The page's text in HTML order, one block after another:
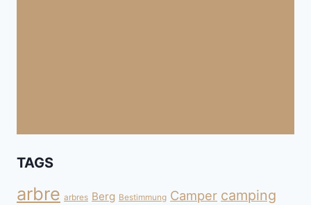
TAGS
arbre arbres Berg Bestimmung Camper camping